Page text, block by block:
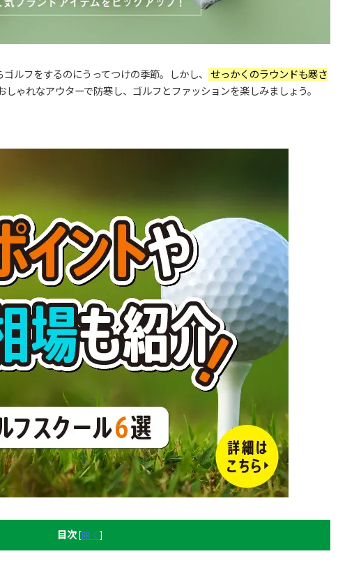
ルフをするのにうってつけの季節。しかし、
せっかくのラウンドも寒さ
しゃれなアウターで防寒し、ゴルフとファッションを楽しみましょう。
目次 [開く ]